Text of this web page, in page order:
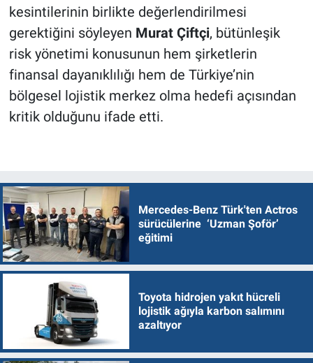
kesintilerinin birlikte değerlendirilmesi
gerektiğini söyleyen Murat Çiftçi, bütünleşik
risk yönetimi konusunun hem şirketlerin
finansal dayanıklılığı hem de Türkiye’nin
bölgesel lojistik merkez olma hedefi açısından
kritik olduğunu ifade etti.
Mercedes-Benz Türk'ten Actros
sürücülerine ‘Uzman Şoför’
eğitimi
Toyota hidrojen yakıt hücreli
lojistik ağıyla karbon salımını
azaltıyor